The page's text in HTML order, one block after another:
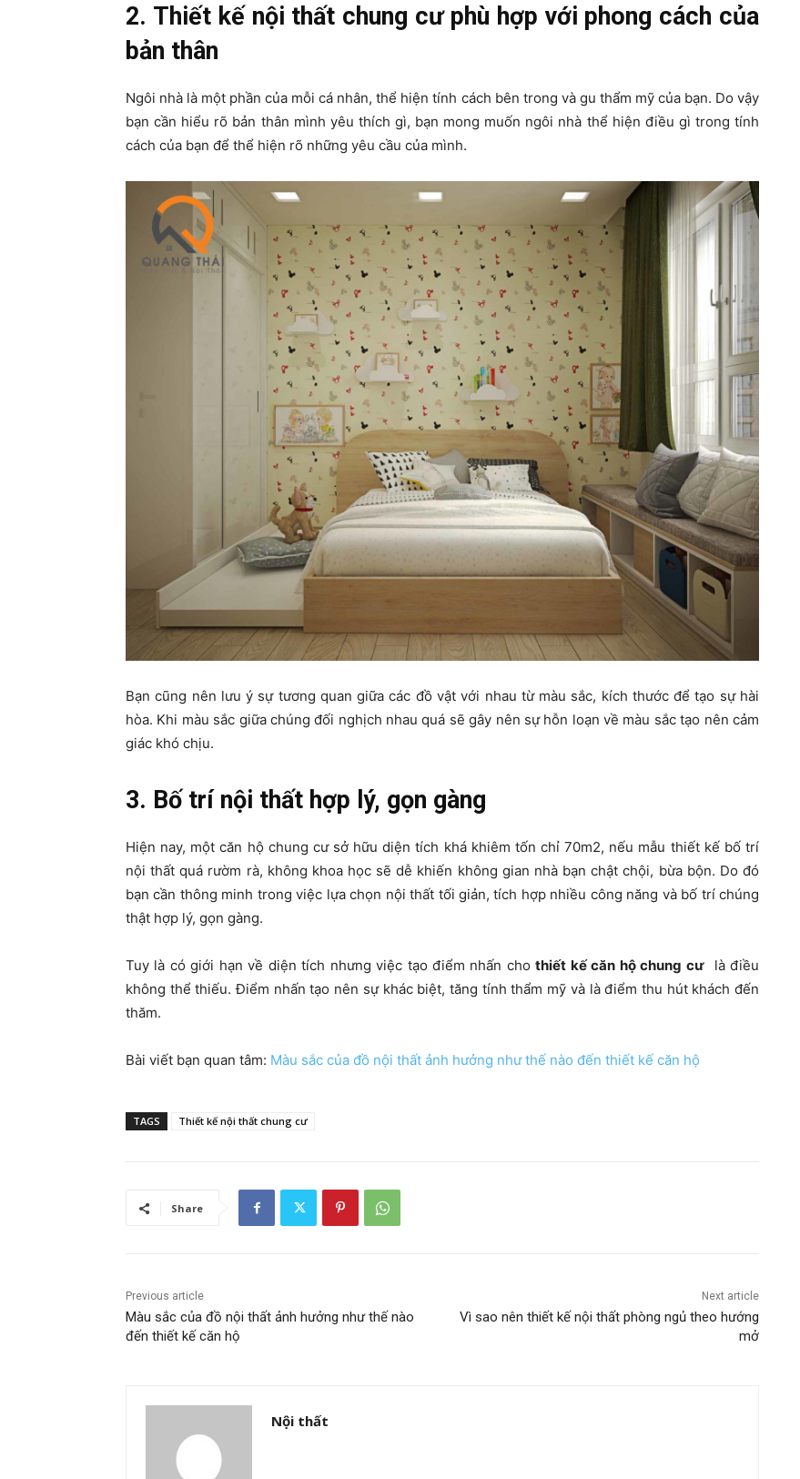
2. Thiết kế nội thất chung cư phù hợp với phong cách của
bản thân
Ngôi nhà là một phần của mỗi cá nhân, thể hiện tính cách bên trong và gu thẩm mỹ của bạn. Do vậy
bạn cần hiểu rõ bản thân mình yêu thích gì, bạn mong muốn ngôi nhà thể hiện điều gì trong tính
cách của bạn để thể hiện rõ những yêu cầu của mình.
Bạn cũng nên lưu ý sự tương quan giữa các đồ vật với nhau từ màu sắc, kích thước để tạo sự hài
hòa. Khi màu sắc giữa chúng đối nghịch nhau quá sẽ gây nên sự hỗn loạn về màu sắc tạo nên cảm
giác khó chịu.
3. Bố trí nội thất hợp lý, gọn gàng
Hiện nay, một căn hộ chung cư sở hữu diện tích khá khiêm tốn chỉ 70m2, nếu mẫu thiết kế bố trí
nội thất quá rườm rà, không khoa học sẽ dễ khiến không gian nhà bạn chật chội, bừa bộn. Do đó
bạn cần thông minh trong việc lựa chọn nội thất tối giản, tích hợp nhiều công năng và bố trí chúng
thật hợp lý, gọn gàng.
Tuy là có giới hạn về diện tích nhưng việc tạo điểm nhấn chothiết kế căn hộ chung cưlà điều
không thể thiếu. Điểm nhấn tạo nên sự khác biệt, tăng tính thẩm mỹ và là điểm thu hút khách đến
thăm.
Bài viết bạn quan tâm: Màu sắc của đồ nội thất ảnh hưởng như thế nào đến thiết kế căn hộ
TAGS Thiết kế nội thất chung cư
Share
Previous article
Màu sắc của đồ nội thất ảnh hưởng như thế nào
đến thiết kế căn hộ
Next article
Vì sao nên thiết kế nội thất phòng ngủ theo hướng
mở
Nội thất